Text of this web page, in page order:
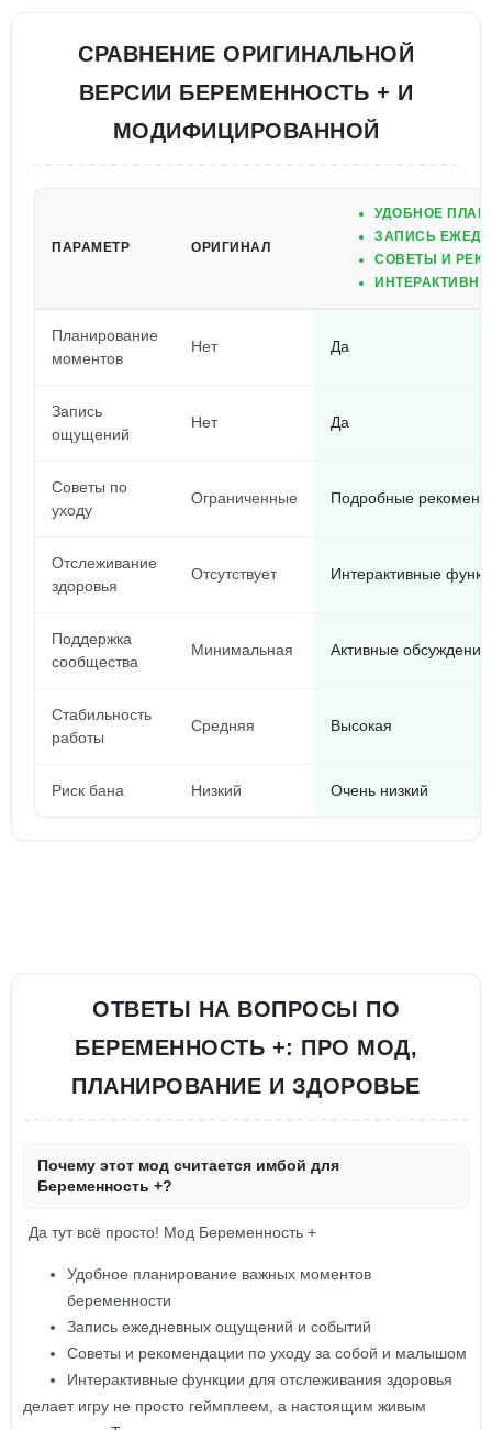
СРАВНЕНИЕ ОРИГИНАЛЬНОЙ
ВЕРСИИ БЕРЕМЕННОСТЬ + И
МОДИФИЦИРОВАННОЙ
ПАРАМЕТР ОРИГИНАЛ
УДОБНОЕ
ЗАПИСЬ
СОВЕТЫ И
Планирование
моментов
Нет Да
Запись
ощущений
Нет Да
Советы по
уходу
Ограниченные Подробные
Отслеживание
здоровья
Отсутствует Интерактивные
Поддержка
сообщества
Минимальная Активные обсуждения
Стабильность
работы
Средняя Высокая
Риск бана Низкий Очень низкий
ОТВЕТЫ НА ВОПРОСЫ ПО
БЕРЕМЕННОСТЬ +: ПРО МОД,
ПЛАНИРОВАНИЕ И ЗДОРОВЬЕ
Почему этот мод считается имбой для
Беременность +?
Да тут всё просто! Мод Беременность +
Удобное планирование важных моментов
беременности
Запись ежедневных ощущений и событий
Советы и рекомендации по уходу за собой и малышом
Интерактивные функции для отслеживания здоровья
делает игру не просто геймплеем, а настоящим живым